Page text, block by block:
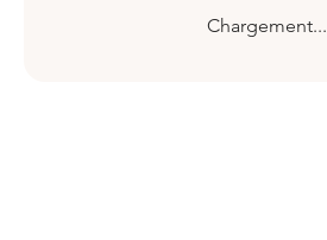
Chargement...